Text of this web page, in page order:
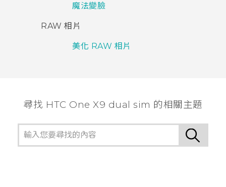
魔法變臉
RAW 相片
美化 RAW 相片
尋找 HTC One X9 dual sim 的相關主題